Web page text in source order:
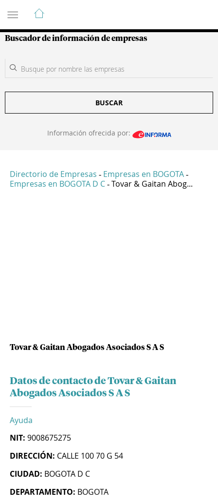
Guía de Empresas Colombianas
Buscador de información de empresas
BUSCAR
Información ofrecida por:
Directorio de Empresas - Empresas en BOGOTA -
Empresas en BOGOTA D C - Tovar & Gaitan Abog...
Tovar & Gaitan Abogados Asociados S A S
Datos de contacto de Tovar & Gaitan
Abogados Asociados S A S
Ayuda
NIT: 9008675275
DIRECCIÓN: CALLE 100 70 G 54
CIUDAD: BOGOTA D C
DEPARTAMENTO: BOGOTA